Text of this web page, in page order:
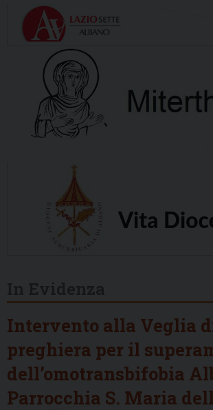
Intervento alla Veglia
preghiera per il
dell’omotransbifobia
Parrocchia S. Maria